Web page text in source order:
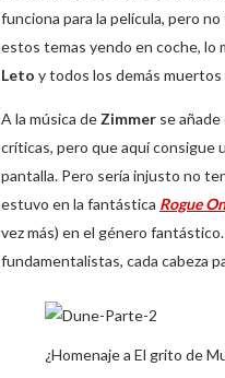
funciona para la película, pero
estos temas yendo en coche, lo
Leto y todos los demás
A la música de Zimmer se
críticas, pero que aquí consigue
pantalla. Pero sería injusto no
estuvo en la fantástica Rogue
vez más) en el género
fundamentalistas, cada cabeza
¿Homenaje a El grito de